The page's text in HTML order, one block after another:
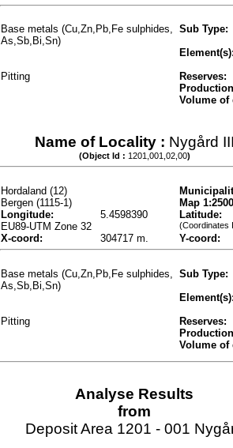
Base metals (Cu,Zn,Pb,Fe sulphides,
As,Sb,Bi,Sn)
Sub Type:
Pitting
Reserves:
Volume of
Name of Locality : Nygård
(Object Id : 1201,001,02,00)
Hordaland (12)
Bergen (1115-1)
Map
Longitude: 5.4598390
Latitude:
EU89-UTM Zone 32
(Coordinates
X-coord: 304717 m.
Y-coord:
Base metals (Cu,Zn,Pb,Fe sulphides,
As,Sb,Bi,Sn)
Sub Type:
Pitting
Reserves:
Volume of
Analyse Results
from
Deposit Area 1201 - 001